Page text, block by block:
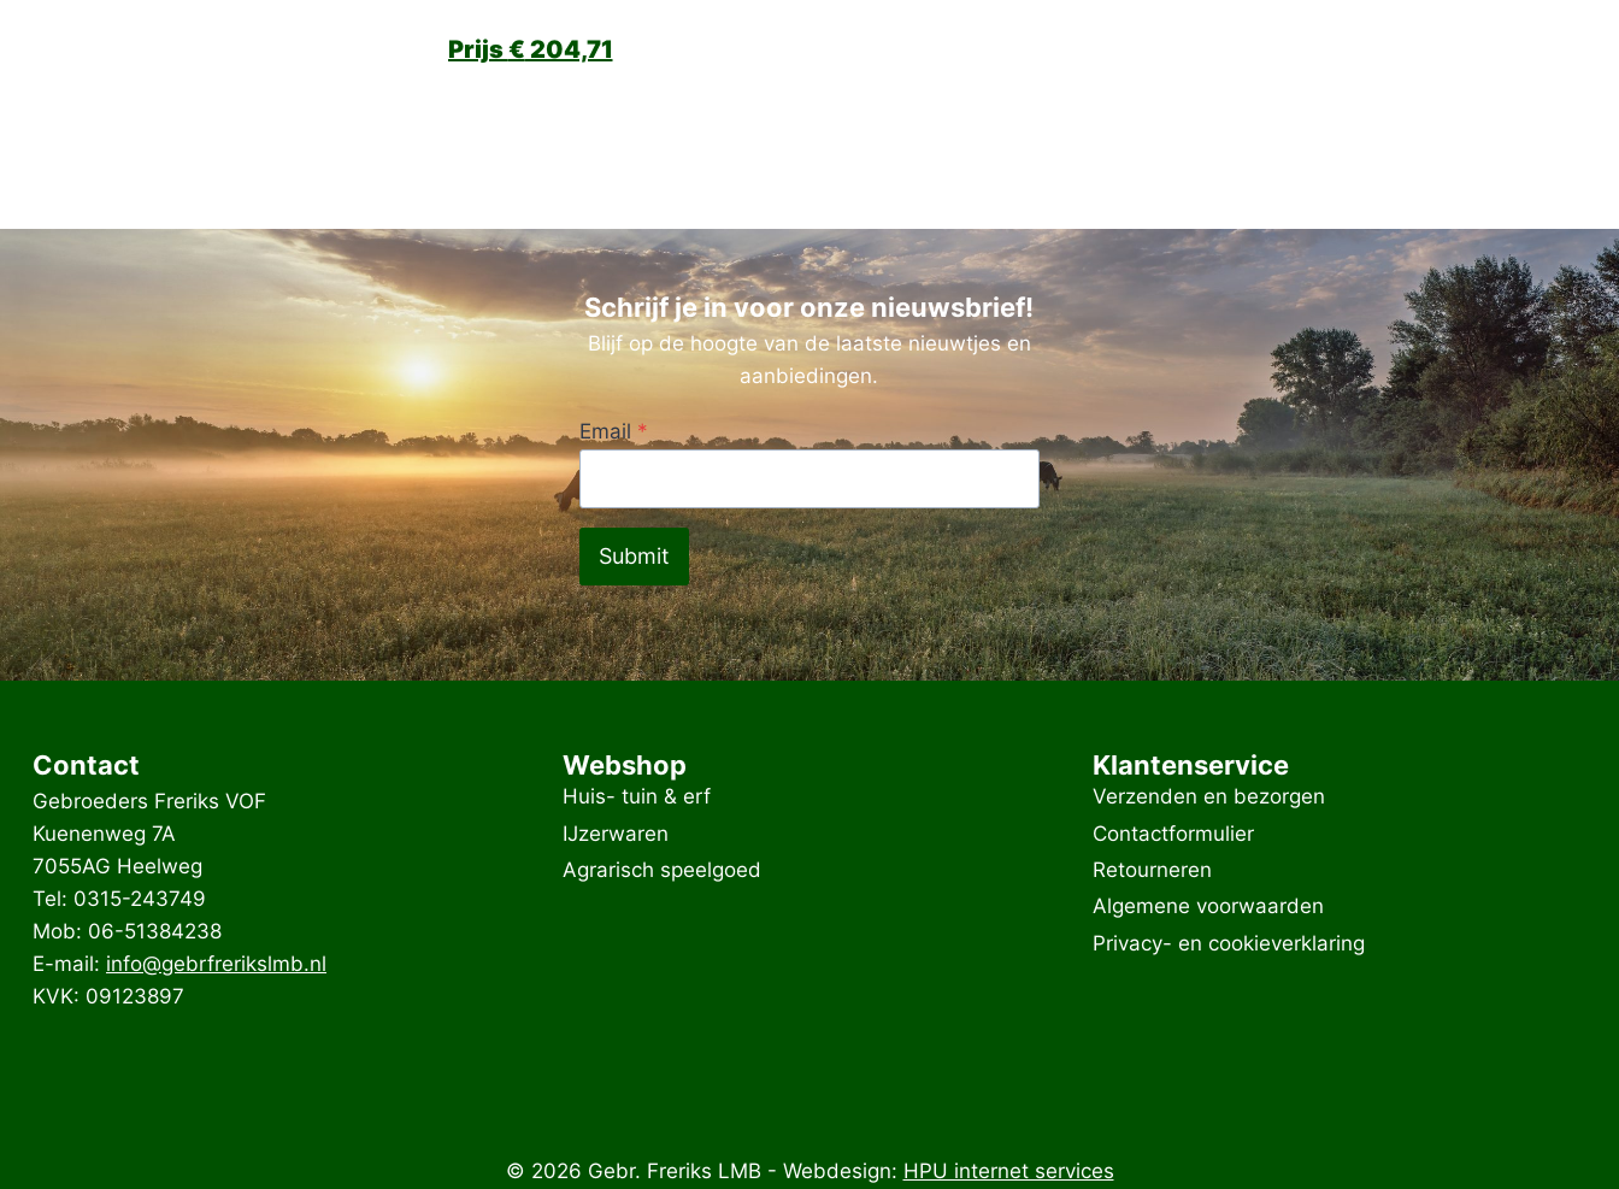
€ 204,71
Schrijf je in voor onze nieuwsbrief!
Blijf op de hoogte van de laatste nieuwtjes en
aanbiedingen.
Email *
Submit
Contact
Gebroeders Freriks VOF
Kuenenweg 7A
7055AG Heelweg
Tel: 0315-243749
Mob: 06-51384238
E-mail: info@gebrfrerikslmb.nl
KVK: 09123897
Webshop
Huis- tuin & erf
IJzerwaren
Agrarisch speelgoed
Klantenservice
Verzenden en bezorgen
Contactformulier
Retourneren
Algemene voorwaarden
Privacy- en cookieverklaring
© 2026 Gebr. Freriks LMB - Webdesign: HPU internet services